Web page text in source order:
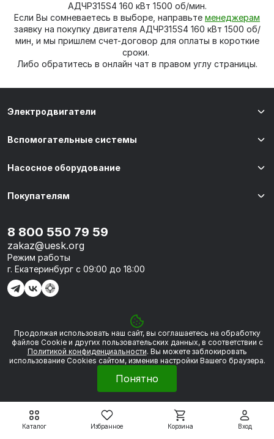
Каталог Избранное Корзина Вход
АДЧР315S4 160 кВт 1500 об/мин.
Если Вы сомневаетесь в выборе, направьте менеджерам
заявку на покупку двигателя АДЧР315S4 160 кВт 1500 об/
мин, и мы пришлем счет-договор для оплаты в короткие
сроки.
Либо обратитесь в онлайн чат в правом углу страницы.
© 2026 «УЭСК-ТЕХНОЛОГИИ»
Электродвигатели
Вспомогательные системы
Насосное оборудование
Покупателям
8 800 550 79 59
zakaz@uesk.org
Режим работы
г. Екатеринбург с 09:00 до 18:00
Политика обработки персональных данных
Сделано вFramelink
Продолжая использовать наш сайт, вы соглашаетесь на обработку
файлов Сookie и других пользовательских данных, в соответствии с
Политикой конфиденциальности. Вы можете заблокировать
использование Cookies сайтом, изменив настройки Вашего браузера.
Понятно